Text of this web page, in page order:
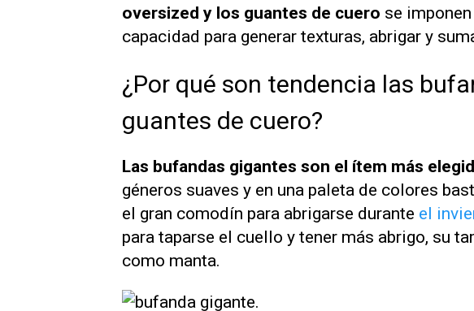
oversized y los guantes de cuero se
capacidad para generar texturas, abrigar y
¿Por qué son tendencia las
guantes de cuero?
Las bufandas gigantes son el ítem más
géneros suaves y en una paleta de colores
el gran comodín para abrigarse durante el
para taparse el cuello y tener más abrigo, su
como manta.